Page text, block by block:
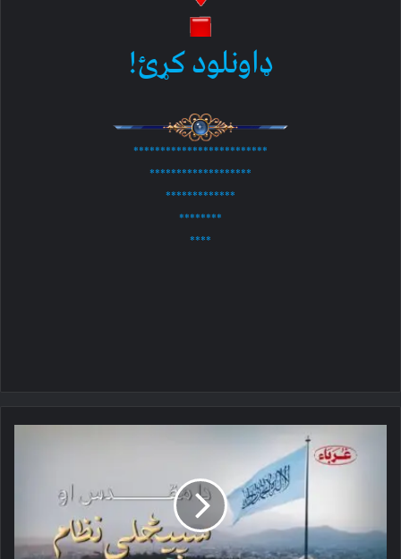
ډاونلود کړئ!
*************************
*******************
*************
********
****